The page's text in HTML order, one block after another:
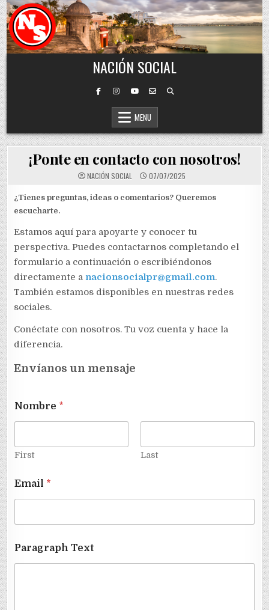
Skip to content
NACIÓN SOCIAL
MENU
¡Ponte en contacto con nosotros!
NACIÓN SOCIAL 07/07/2025
¿Tienes preguntas, ideas o comentarios? Queremos
escucharte.
Estamos aquí para apoyarte y conocer tu
perspectiva. Puedes contactarnos completando el
formulario a continuación o escribiéndonos
directamente anacionsocialpr@gmail.com.
También estamos disponibles en nuestras redes
sociales.
Conéctate con nosotros. Tu voz cuenta y hace la
diferencia.
Envíanos un mensaje
e
x
m
i
l
E
a
l
Nombre *
First Last
Email *
Paragraph Text